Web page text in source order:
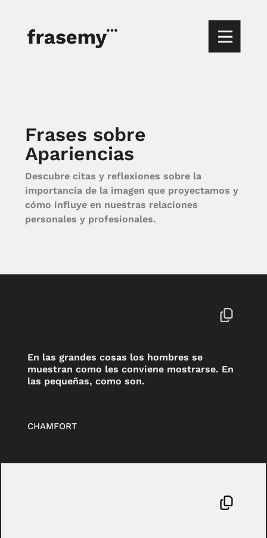
Frases sobre
Apariencias
Descubre citas y reflexiones sobre la
importancia de la imagen que proyectamos y
cómo influye en nuestras relaciones
personales y profesionales.
En las grandes cosas los hombres se
muestran como les conviene mostrarse. En
las pequeñas, como son.
CHAMFORT